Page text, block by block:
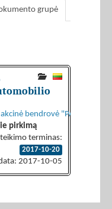
grupė
bendrovė "PANEVĖŽIO
pirkimą
terminas:
2017-10-20
2017-10-05